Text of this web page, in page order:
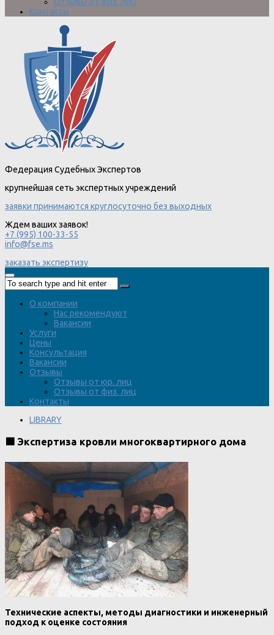
Отзывы от физ. лиц
Контакты
Федерация Судебных Экспертов
крупнейшая сеть экспертных учреждений
заявки принимаются круглосуточно без выходных
Ждем ваших заявок!
+7 (995) 100-33-55
info@fse.ms
заказать экспертизу
О компании
Нас рекомендуют
Вакансии
Услуги
Цены
Консультация
Вакансии
Отзывы
Отзывы от юр. лиц
Отзывы от физ. лиц
Контакты
LIBRARY
🟧 Экспертиза кровли многоквартирного дома
Технические аспекты, методы диагностики и инженерный
подход к оценке состояния